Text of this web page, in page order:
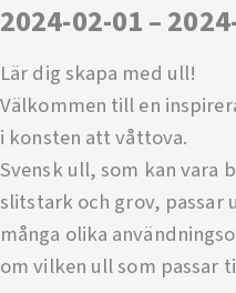
2024-02-01 –
Lär dig skapa med ull!
Välkommen till en
i konsten att våttova.
Svensk ull, som kan vara
slitstark och grov, passar
många olika
om vilken ull som passar